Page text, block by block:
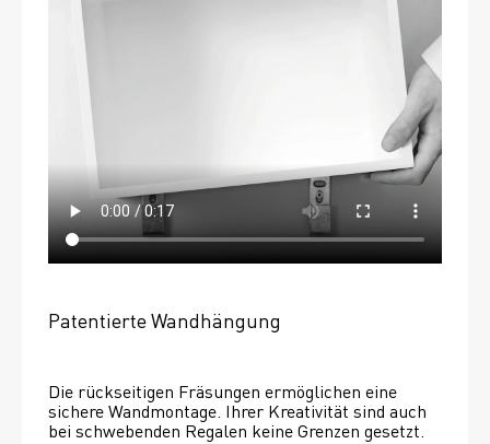
Patentierte Wandhängung
Die rückseitigen Fräsungen ermöglichen eine
sichere Wandmontage. Ihrer Kreativität sind auch
bei schwebenden Regalen keine Grenzen gesetzt.